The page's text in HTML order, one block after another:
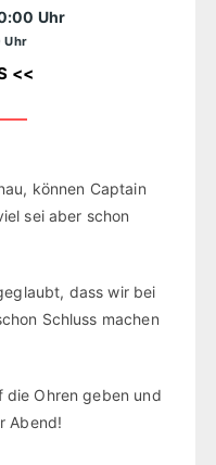
Uhr
Uhr
<<
können Captain
sei aber schon
dass wir bei
Schluss machen
die Ohren geben und
Abend!